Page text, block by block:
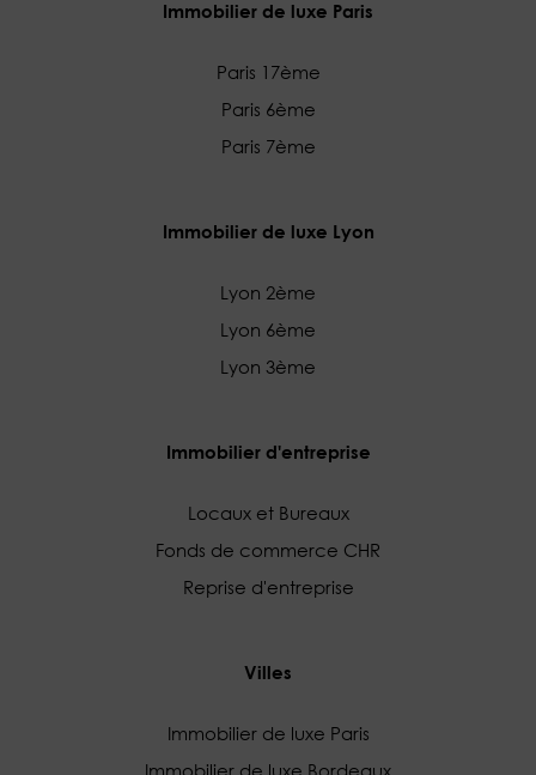
Immobilier de luxe Paris
Paris 17ème
Paris 6ème
Paris 7ème
Immobilier de luxe Lyon
Lyon 2ème
Lyon 6ème
Lyon 3ème
Immobilier d'entreprise
Locaux et Bureaux
Fonds de commerce CHR
Reprise d'entreprise
Villes
Immobilier de luxe Paris